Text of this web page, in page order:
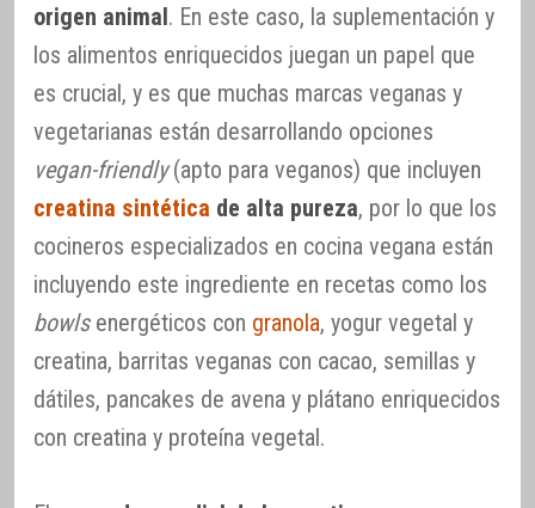
origen animal. En este caso, la suplementación y
los alimentos enriquecidos juegan un papel que
es crucial, y es que muchas marcas veganas y
vegetarianas están desarrollando opciones
vegan-friendly(apto para veganos) que incluyen
creatina sintética de alta pureza, por lo que los
cocineros especializados en cocina vegana están
incluyendo este ingrediente en recetas como los
bowls energéticos con granola, yogur vegetal y
creatina, barritas veganas con cacao, semillas y
dátiles, pancakes de avena y plátano enriquecidos
con creatina y proteína vegetal.